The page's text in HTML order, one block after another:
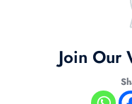
Join Our